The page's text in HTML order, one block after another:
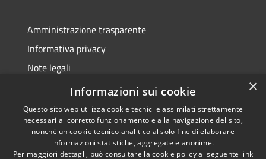
Amministrazione trasparente
Informativa privacy
Note legali
Dichiarazione di accessibilità
Copyright © 2026 • Comune di
×
Informazioni sui cookie
Questo sito web utilizza cookie tecnici e assimilati strettamente
necessari al corretto funzionamento e alla navigazione del sito,
nonché un cookie tecnico analitico al solo fine di elaborare
informazioni statistiche, aggregate e anonime.
Per maggiori dettagli, può consultare la cookie policy al seguente link